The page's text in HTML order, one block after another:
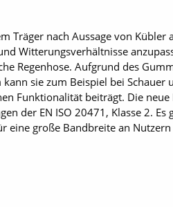
nach Aussage von Kübler
Witterungsverhältnisse
Regenhose. Aufgrund des
sie zum Beispiel bei Schauer
Funktionalität beiträgt. Die neue
der EN ISO 20471, Klasse 2. Es
eine große Bandbreite an